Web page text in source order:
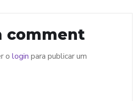
comment
o login para publicar um